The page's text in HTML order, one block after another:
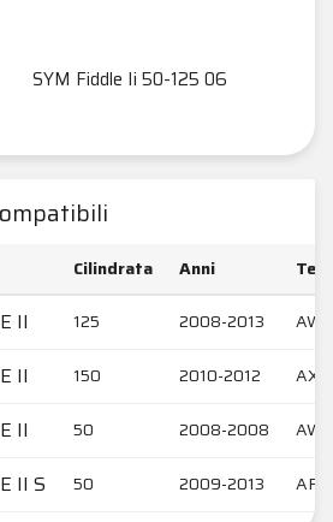
SYM Fiddle Ii 50-125 06
Cilindrata Anni
II 125 2008-2013
II 150 2010-2012
II 50 2008-2008
II S 50 2009-2013